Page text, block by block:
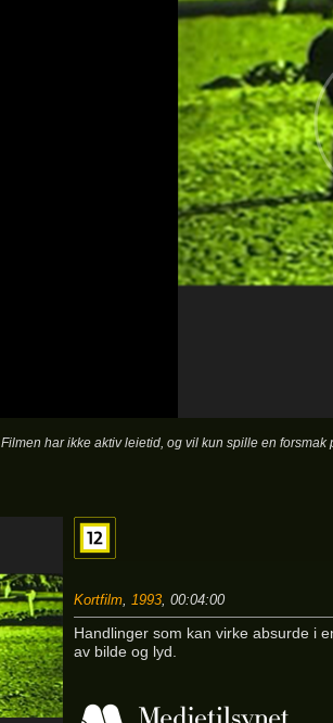
Filmen har ikke aktiv leietid, og vil kun spille en forsmak
Kortfilm, 1993, 00:04:00
Handlinger som kan virke absurde i
av bilde og lyd.